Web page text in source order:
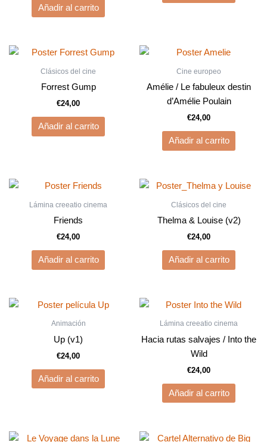
Añadir al carrito
Clásicos del cine
Forrest Gump
€24,00
Añadir al carrito
Cine europeo
Amélie / Le fabuleux destin
d’Amélie Poulain
€24,00
Añadir al carrito
Lámina creeatio cinema
Friends
€24,00
Añadir al carrito
Clásicos del cine
Thelma & Louise (v2)
€24,00
Añadir al carrito
Animación
Up (v1)
€24,00
Añadir al carrito
Lámina creeatio cinema
Hacia rutas salvajes / Into the
Wild
€24,00
Añadir al carrito